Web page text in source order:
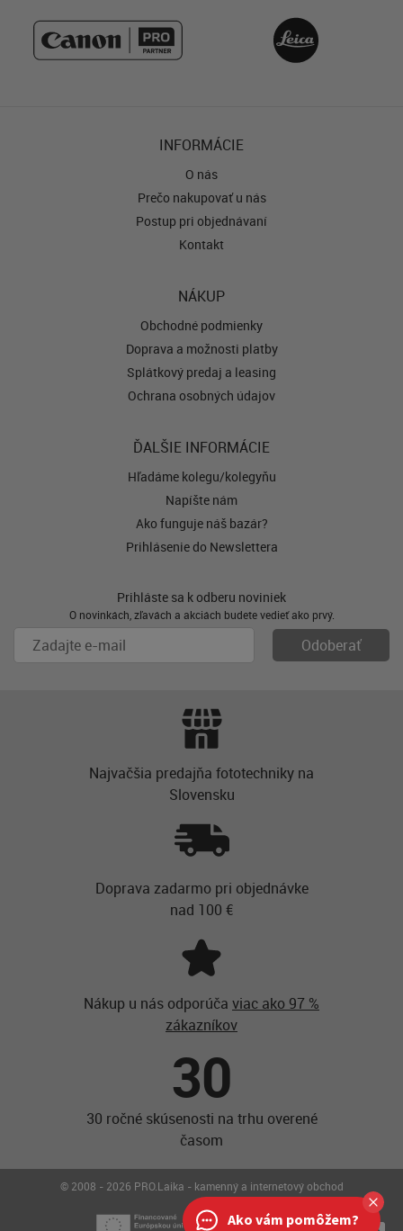
INFORMÁCIE
O nás
Prečo nakupovať u nás
Postup pri objednávaní
Kontakt
NÁKUP
Obchodné podmienky
Doprava a možnosti platby
Splátkový predaj a leasing
Ochrana osobných údajov
ĎALŠIE INFORMÁCIE
Hľadáme kolegu/kolegyňu
Napíšte nám
Ako funguje náš bazár?
Prihlásenie do Newslettera
Prihláste sa k odberu noviniek
O novinkách, zľavách a akciách budete vedieť ako prvý.
Najvačšia predajňa fototechniky na
Slovensku
Doprava zadarmo pri objednávke
nad 100 €
Nákup u nás odporúča viac ako 97 %
zákazníkov
30
30 ročné skúsenosti na trhu overené
časom
© 2008 - 2026 PRO.Laika - kamenný a internetový obchod
Ako vám pomôžem?